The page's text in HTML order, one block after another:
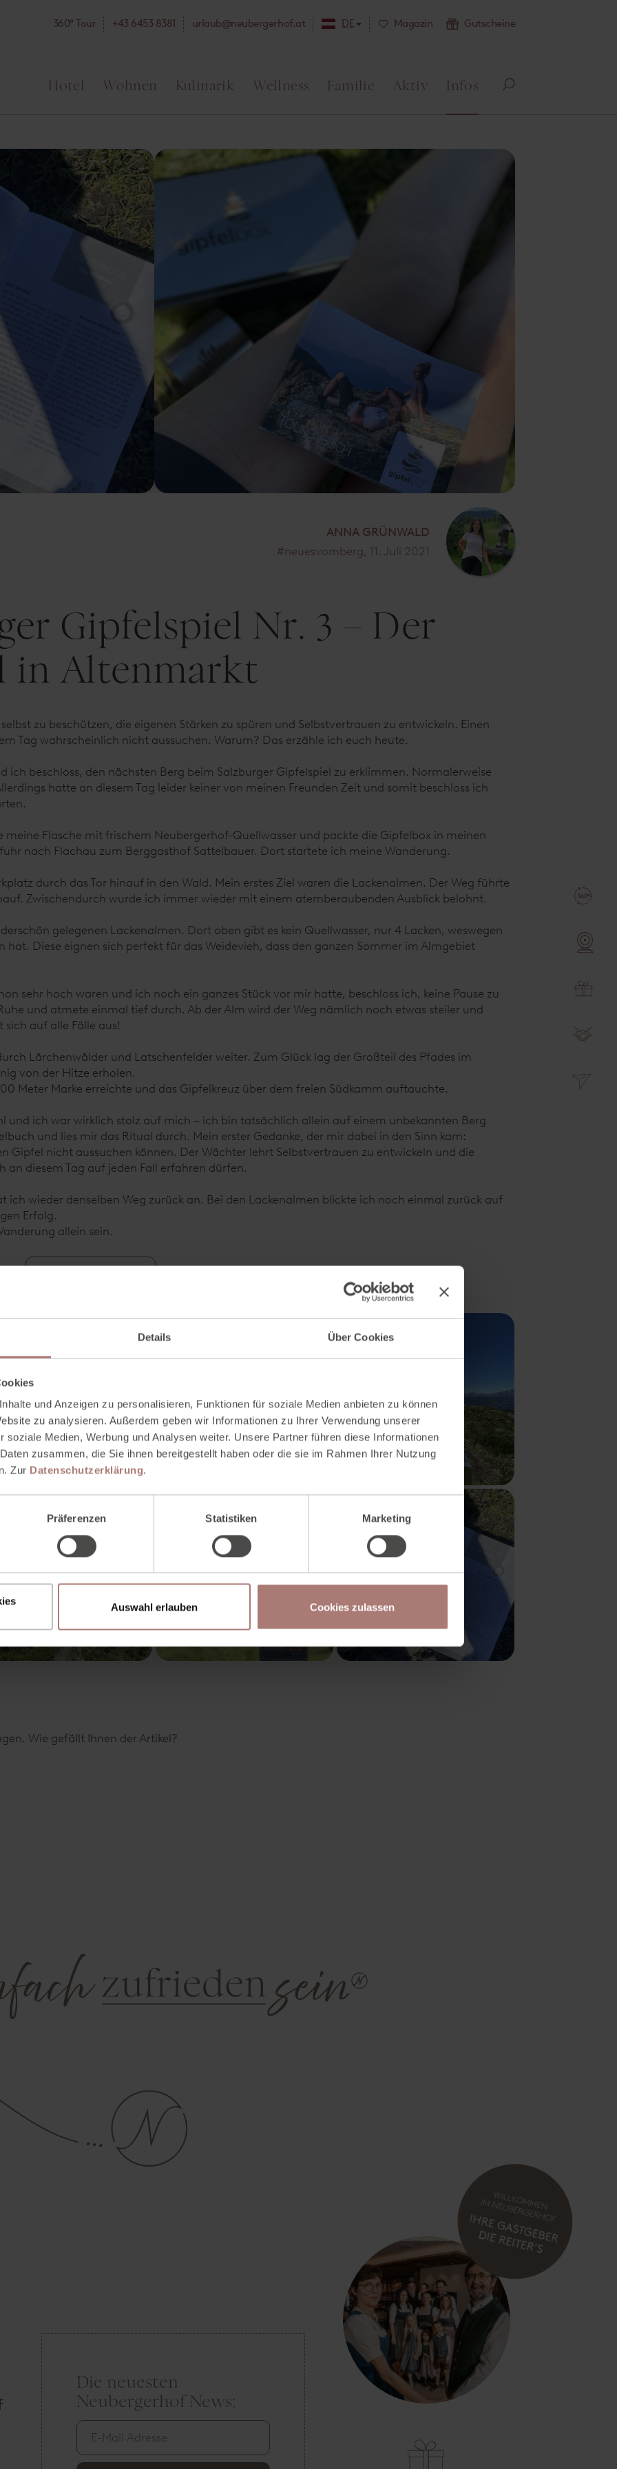
Details Über Cookies
und Anzeigen zu personalisieren, Funktionen für soziale Medien anbieten zu können
zu analysieren. Außerdem geben wir Informationen zu Ihrer Verwendung unserer
soziale Medien, Werbung und Analysen weiter. Unsere Partner führen diese Informationen
zusammen, die Sie ihnen bereitgestellt haben oder die sie im Rahmen Ihrer Nutzung
Zur Datenschutzerklärung.
Präferenzen Statistiken Marketing
Auswahl erlauben Cookies zulassen
360° Tour +43 6453 8381 ta.fohregrebuen@bualru DE Magazin Gutscheine
Hotel Wohnen Kulinarik Wellness Familie Aktiv Infos
ANNA GRÜNWALD
#neuesvomberg, 11. Juli 2021
Gipfelspiel Nr. 3 – Der
in Altenmarkt
zu beschützen, die eigenen Stärken zu spüren und Selbstvertrauen zu entwickeln. Einen
Tag wahrscheinlich nicht aussuchen. Warum? Das erzähle ich euch heute.
ich beschloss, den nächsten Berg beim Salzburger Gipfelspiel zu erklimmen. Normalerweise
hatte an diesem Tag leider keiner von meinen Freunden Zeit und somit beschloss ich
meine Flasche mit frischem Neubergerhof-Quellwasser und packte die Gipfelbox in meinen
nach Flachau zum Berggasthof Sattelbauer. Dort startete ich meine Wanderung.
durch das Tor hinauf in den Wald. Mein erstes Ziel waren die Lackenalmen. Der Weg führte
Zwischendurch wurde ich immer wieder mit einem atemberaubenden Ausblick belohnt.
gelegenen Lackenalmen. Dort oben gibt es kein Quellwasser, nur 4 Lacken, weswegen
hat. Diese eignen sich perfekt für das Weidevieh, dass den ganzen Sommer im Almgebiet
sehr hoch waren und ich noch ein ganzes Stück vor mir hatte, beschloss ich, keine Pause zu
und atmete einmal tief durch. Ab der Alm wird der Weg nämlich noch etwas steiler und
auf alle Fälle aus!
Lärchenwälder und Latschenfelder weiter. Zum Glück lag der Großteil des Pfades im
von der Hitze erholen.
Meter Marke erreichte und das Gipfelkreuz über dem freien Südkamm auftauchte.
und ich war wirklich stolz auf mich – ich bin tatsächlich allein auf einem unbekannten Berg
und lies mir das Ritual durch. Mein erster Gedanke, der mir dabei in den Sinn kam:
Gipfel nicht aussuchen können. Der Wächter lehrt Selbstvertrauen zu entwickeln und die
an diesem Tag auf jeden Fall erfahren dürfen.
ich wieder denselben Weg zurück an. Bei den Lackenalmen blickte ich noch einmal zurück auf
Erfolg.
allein sein.
Wie gefällt Ihnen der Artikel?
Die neuesten
Neubergerhof News:
E
-
M
i